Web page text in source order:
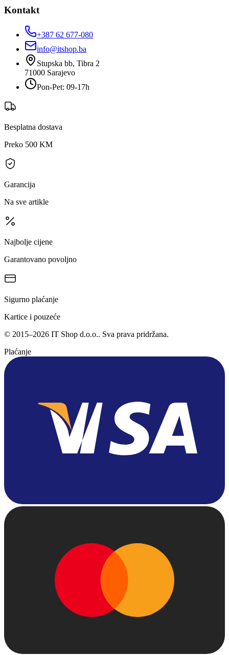
Kontakt
+387 62 677-080
info@itshop.ba
Stupska bb, Tibra 2
71000 Sarajevo
Pon-Pet: 09-17h
Besplatna dostava
Preko 500 KM
Garancija
Na sve artikle
Najbolje cijene
Garantovano povoljno
Sigurno plaćanje
Kartice i pouzeće
© 2015–2026 IT Shop d.o.o.. Sva prava pridržana.
Plaćanje